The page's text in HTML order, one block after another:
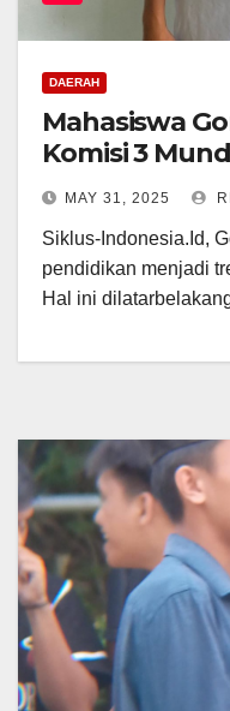
DAERAH
Mahasiswa
Komisi 3
MAY 31, 2025
Siklus-Indonesia.Id,
pendidikan menjadi
Hal ini